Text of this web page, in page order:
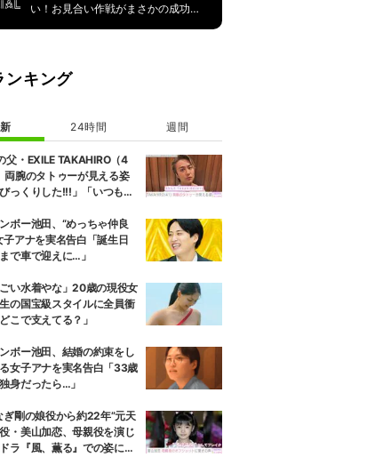
い！お見合い作戦がまさかの成功
ンキング
24時間 週間
父・EXILE TAKAHIRO（4
両腕のタトゥーが見える姿
っくりした!!!」「いつもと
ボー池田、“めっちゃ仲良
子アナを実名告白「誕生日
で車で迎えに…」
ごい水着やな」20歳の現役女
の国宝級スタイルに全員衝
こで支えてる？」
ボー池田、結婚の約束をし
女子アナを実名告白「33歳
身だったら…」
ぎ剛の娘役から約22年”元天
・美山加恋、母親役を演じ
ラ『風、薫る』での姿に驚